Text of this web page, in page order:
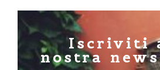
Iscriviti
nostra